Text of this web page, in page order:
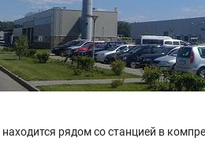
рядом со станцией в